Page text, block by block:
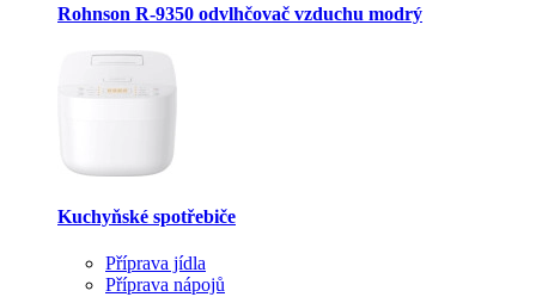
Rohnson R-9350 odvlhčovač vzduchu modrý
Kuchyňské spotřebiče
Příprava jídla
Příprava nápojů